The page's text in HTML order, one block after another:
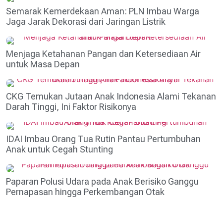
Semarak Kemerdekaan Aman: PLN Imbau Warga
Jaga Jarak Dekorasi dari Jaringan Listrik
Menjaga Ketahanan Pangan dan Ketersediaan Air
untuk Masa Depan
CKG Temukan Jutaan Anak Indonesia Alami Tekanan
Darah Tinggi, Ini Faktor Risikonya
IDAI Imbau Orang Tua Rutin Pantau Pertumbuhan
Anak untuk Cegah Stunting
Paparan Polusi Udara pada Anak Berisiko Ganggu
Pernapasan hingga Perkembangan Otak